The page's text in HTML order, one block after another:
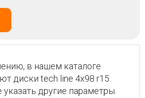
в нашем каталоге
диски tech line 4x98 r15.
указать другие параметры.